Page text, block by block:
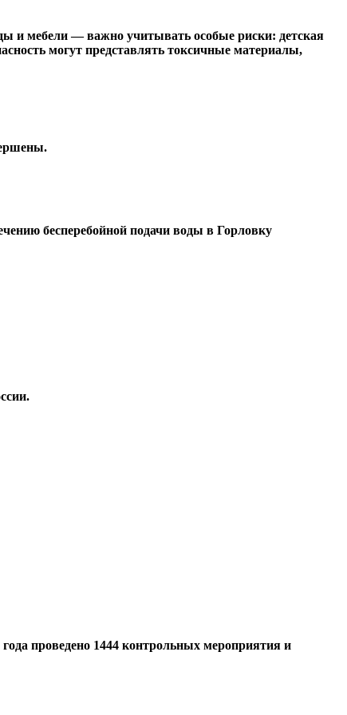
и мебели — важно учитывать особые риски: детская
могут представлять токсичные материалы,
бесперебойной подачи воды в Горловку
проведено 1444 контрольных мероприятия и